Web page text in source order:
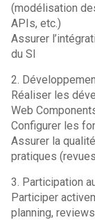
(modélisation
APIs, etc.)
Assurer
du SI
2.
Réaliser les
Web
Configurer les
Assurer la
pratiques
3. Participation
Participer
planning,